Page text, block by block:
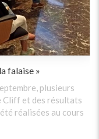
falaise »
plusieurs
Cliff et des résultats
réalisées au cours